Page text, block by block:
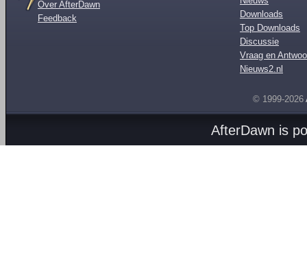
Over AfterDawn
Feedback
Downloads
Top Downloads
Discussie
Vraag en
Nieuws2.nl
© 1999-2026
AfterDawn is